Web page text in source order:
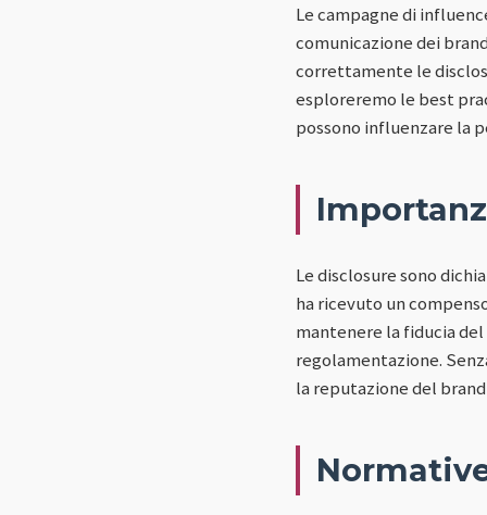
Le campagne di
comunicazione dei
correttamente le
esploreremo le best
possono influenzare la
Le disclosure sono
ha ricevuto un
mantenere la fiducia
regolamentazione.
la reputazione del